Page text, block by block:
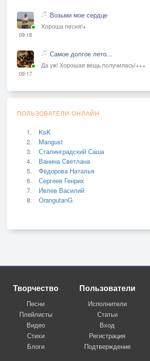
09:18
Возьми мое сердце
Хороша песня!+
09:17
Самое долгое лето...
Да уж! Хорошая вещь получилась!+++
ПОЛЬЗОВАТЕЛИ ОНЛАЙН
KsK
Mangust
Сталинградский Саша
Ванина Светлана
Фёдорова Наталья
Сергеев Генрих
Ивлев Василий
OrangutanG
Творчество
Песни
Плейлисты
Видео
Стихи
Блоги
Пользователи
Исполнители
Статьи
Вход
Регистрация
Подтверждение